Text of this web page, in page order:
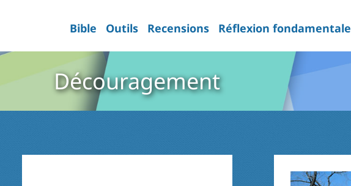
Bible Outils Recensions Réflexion fondamentale
Découragement